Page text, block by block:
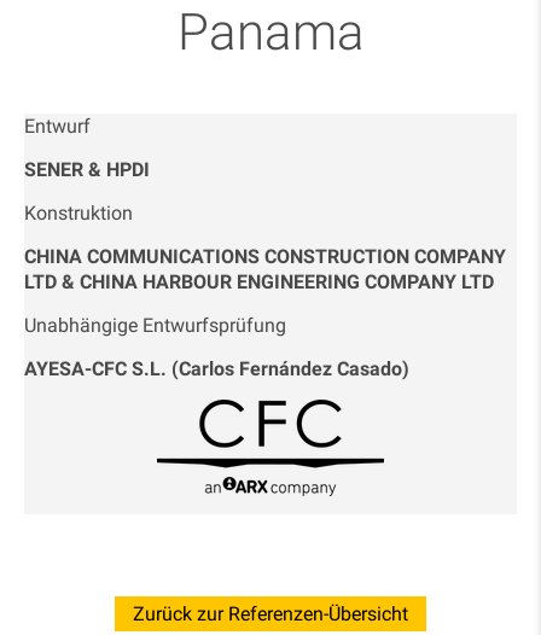
Panama
Entwurf
SENER & HPDI
Konstruktion
CHINA COMMUNICATIONS CONSTRUCTION COMPANY
LTD & CHINA HARBOUR ENGINEERING COMPANY LTD
Unabhängige Entwurfsprüfung
AYESA-CFC S.L. (Carlos Fernández Casado)
Zurück zur Referenzen-Übersicht